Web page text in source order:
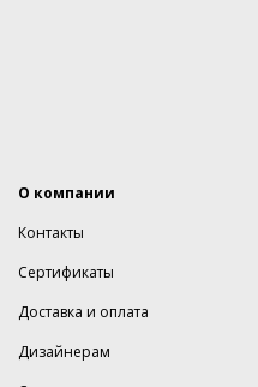
О компании
Контакты
Сертификаты
Доставка и оплата
Дизайнерам